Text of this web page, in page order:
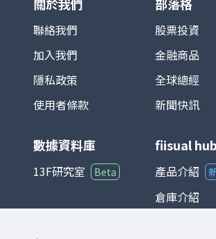
重極高，使其走勢往往與全球科技
循環高度連動。 在投資應用上，
融商品（如期貨、選擇權）以及各
參考標的。整體而言，台灣加權股
夠綜合反映台灣經濟與產業發展狀
際與本地投資人衡量台股的重要指
聯絡我們
加入我們
隱私政策
使用者條款
股票投資
金融商品
全球總經
新聞快訊
數據資料庫
13F研究室 Beta
fiisual hub
產品介紹
倉庫介紹